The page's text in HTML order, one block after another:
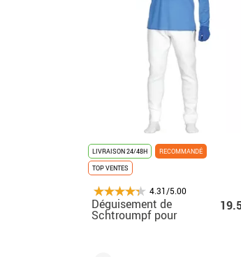
LIVRAISON 24/48H
RECOMMANDÉ
TOP VENTES
4.31/5.00
Déguisement de
Schtroumpf pour